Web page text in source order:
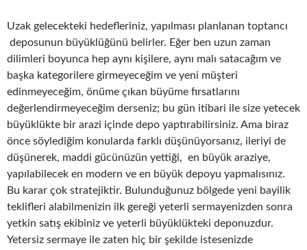
Uzak gelecekteki hedefleriniz, yapılması planlanan toptancı
deposunun büyüklüğünü belirler. Eğer ben uzun zaman
dilimleri boyunca hep aynı kişilere, aynı malı satacağım ve
başka kategorilere girmeyeceğim ve yeni müşteri
edinmeyeceğim, önüme çıkan büyüme fırsatlarını
değerlendirmeyeceğim derseniz; bu gün itibari ile size yetecek
büyüklükte bir arazi içinde depo yaptırabilirsiniz. Ama biraz
önce söylediğim konularda farklı düşünüyorsanız, ileriyi de
düşünerek, maddi gücünüzün yettiği, en büyük araziye,
yapılabilecek en modern ve en büyük depoyu yapmalısınız.
Bu karar çok stratejiktir. Bulunduğunuz bölgede yeni bayilik
teklifleri alabilmenizin ilk gereği yeterli sermayenizden sonra
yetkin satış ekibiniz ve yeterli büyüklükteki deponuzdur.
Yetersiz sermaye ile zaten hiç bir şekilde istesenizde